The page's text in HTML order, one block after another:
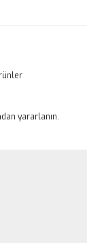
yararlanın.